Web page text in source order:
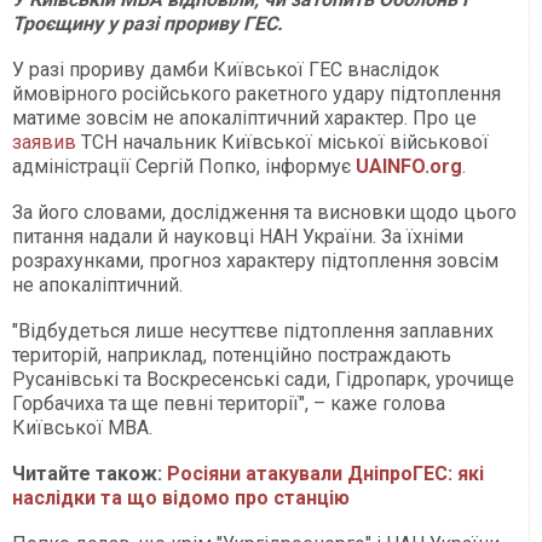
Троєщину у разі прориву ГЕС.
У разі прориву дамби Київської ГЕС внаслідок
ймовірного російського ракетного удару підтоплення
матиме зовсім не апокаліптичний характер. Про це
заявив ТСН начальник Київської міської військової
адміністрації Сергій Попко, інформує UAINFO.org.
За його словами, дослідження та висновки щодо цього
питання надали й науковці НАН України. За їхніми
розрахунками, прогноз характеру підтоплення зовсім
не апокаліптичний.
"Відбудеться лише несуттєве підтоплення заплавних
територій, наприклад, потенційно постраждають
Русанівські та Воскресенські сади, Гідропарк, урочище
Горбачиха та ще певні території", – каже голова
Київської МВА.
Читайте також: Росіяни атакували ДніпроГЕС: які
наслідки та що відомо про станцію